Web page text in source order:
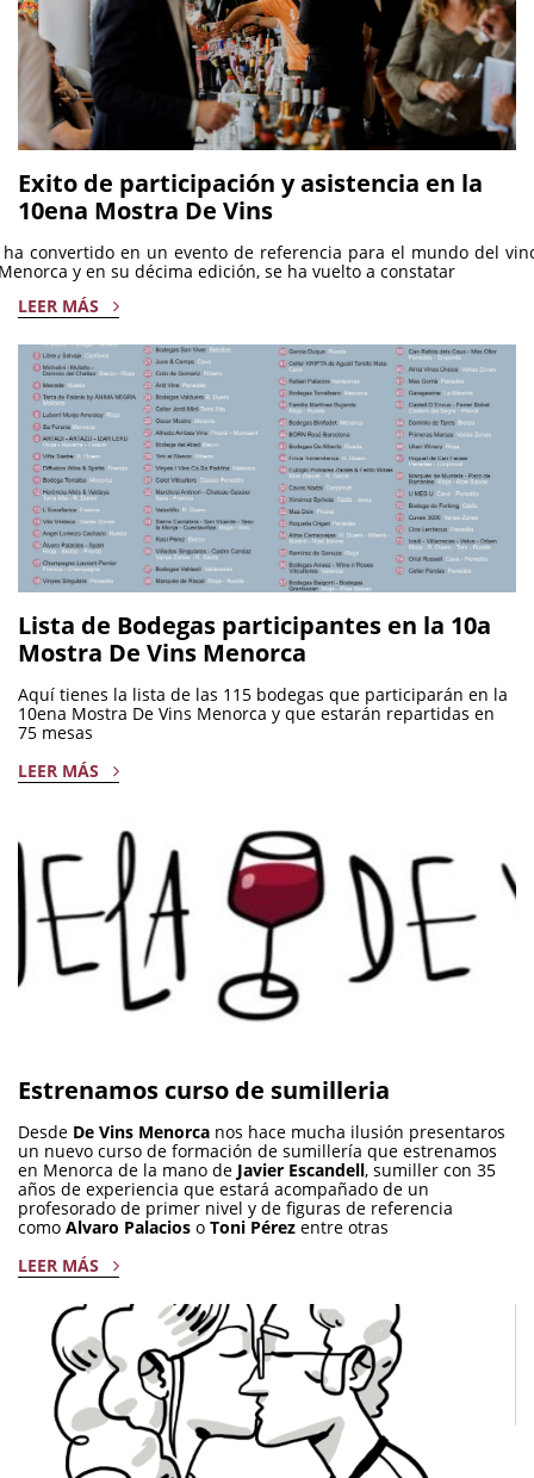
Exito de participación y asistencia en la
10ena Mostra De Vins
convertido en un evento de referencia para el mundo del
y en su décima edición, se ha vuelto a constatar
LEER MÁS
Lista de Bodegas participantes en la 10a
Mostra De Vins Menorca
Aquí tienes la lista de las 115 bodegas que participarán en la
10ena Mostra De Vins Menorca y que estarán repartidas en
75 mesas
LEER MÁS
Estrenamos curso de sumilleria
Desde De Vins Menorca nos hace mucha ilusión presentaros
un nuevo curso de formación de sumillería que estrenamos
en Menorca de la mano de Javier Escandell, sumiller con 35
años de experiencia que estará acompañado de un
profesorado de primer nivel y de figuras de referencia
como Alvaro Palacios o Toni Pérez entre otras
LEER MÁS